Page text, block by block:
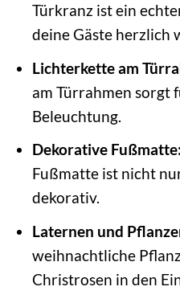
Türkranz ist ein
deine Gäste herzlich
Lichterkette am
am Türrahmen sorgt
Beleuchtung.
Dekorative Fußmatte:
Fußmatte ist nicht
dekorativ.
Laternen und
weihnachtliche
Christrosen in den